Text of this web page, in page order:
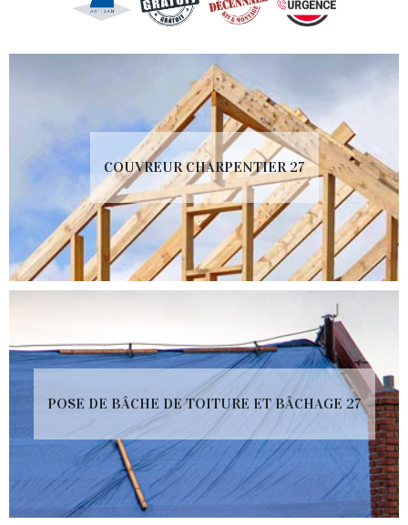
COUVREUR CHARPENTIER 27
POSE DE BÂCHE DE TOITURE ET BÂCHAGE 27